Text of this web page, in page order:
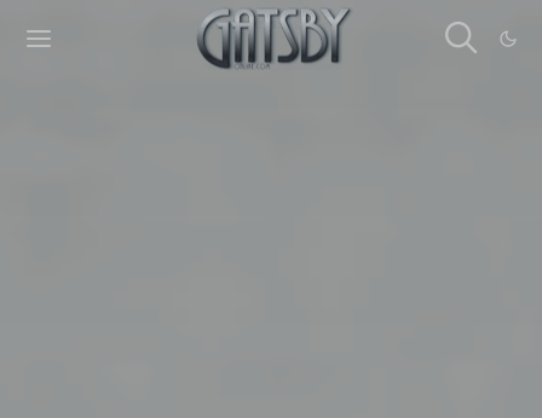
Cookies management panel